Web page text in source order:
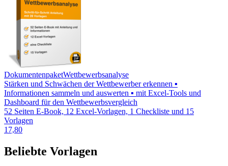
DokumentenpaketWettbewerbsanalyse
Stärken und Schwächen der Wettbewerber erkennen ▪
Informationen sammeln und auswerten ▪ mit Excel-Tools und
Dashboard für den Wettbewerbsvergleich
52 Seiten E-Book, 12 Excel-Vorlagen, 1 Checkliste und 15
Vorlagen
17,80
Beliebte Vorlagen